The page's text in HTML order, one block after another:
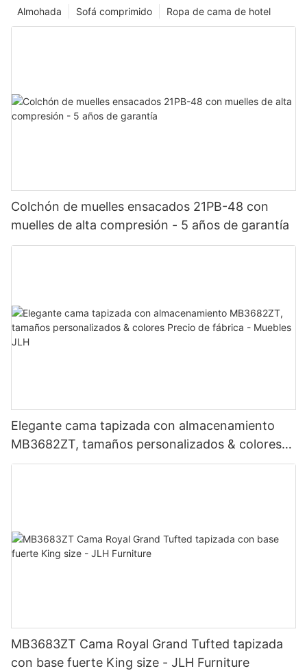
Ropa de cama de hotel
Sofá comprimido
Almohada
Colchón de muelles ensacados 21PB-48 con
muelles de alta compresión - 5 años de garantía
Elegante cama tapizada con almacenamiento
MB3682ZT, tamaños personalizados & colores
Precio de fábrica - Muebles JLH
MB3683ZT Cama Royal Grand Tufted tapizada
con base fuerte King size - JLH Furniture